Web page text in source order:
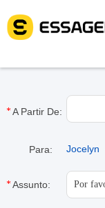
A Partir De:
Para: Jocelyn
Assunto: